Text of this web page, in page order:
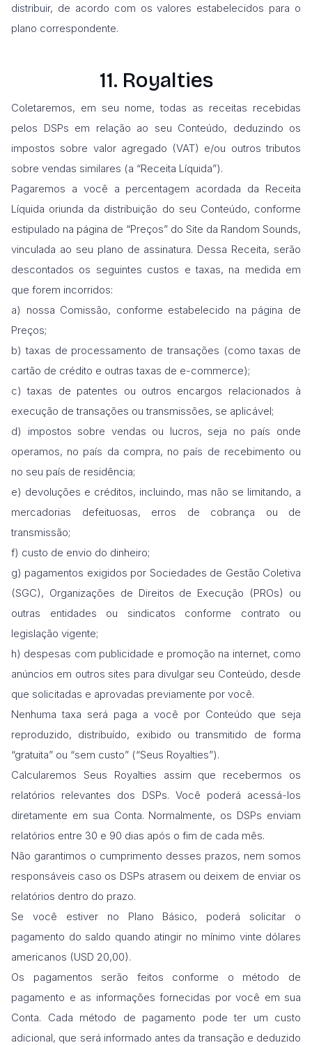
distribuir, de acordo com os valores estabelecidos para o
plano correspondente.
11. Royalties
Coletaremos, em seu nome, todas as receitas recebidas
pelos DSPs em relação ao seu Conteúdo, deduzindo os
impostos sobre valor agregado (VAT) e/ou outros tributos
sobre vendas similares (a “Receita Líquida”).
Pagaremos a você a percentagem acordada da Receita
Líquida oriunda da distribuição do seu Conteúdo, conforme
estipulado na página de “Preços” do Site da Random Sounds,
vinculada ao seu plano de assinatura. Dessa Receita, serão
descontados os seguintes custos e taxas, na medida em
que forem incorridos:
a) nossa Comissão, conforme estabelecido na página de
Preços;
b) taxas de processamento de transações (como taxas de
cartão de crédito e outras taxas de e-commerce);
c) taxas de patentes ou outros encargos relacionados à
execução de transações ou transmissões, se aplicável;
d) impostos sobre vendas ou lucros, seja no país onde
operamos, no país da compra, no país de recebimento ou
no seu país de residência;
e) devoluções e créditos, incluindo, mas não se limitando, a
mercadorias defeituosas, erros de cobrança ou de
transmissão;
f) custo de envio do dinheiro;
g) pagamentos exigidos por Sociedades de Gestão Coletiva
(SGC), Organizações de Direitos de Execução (PROs) ou
outras entidades ou sindicatos conforme contrato ou
legislação vigente;
h) despesas com publicidade e promoção na internet, como
anúncios em outros sites para divulgar seu Conteúdo, desde
que solicitadas e aprovadas previamente por você.
Nenhuma taxa será paga a você por Conteúdo que seja
reproduzido, distribuído, exibido ou transmitido de forma
“gratuita” ou “sem custo” (“Seus Royalties”).
Calcularemos Seus Royalties assim que recebermos os
relatórios relevantes dos DSPs. Você poderá acessá-los
diretamente em sua Conta. Normalmente, os DSPs enviam
relatórios entre 30 e 90 dias após o fim de cada mês.
Não garantimos o cumprimento desses prazos, nem somos
responsáveis caso os DSPs atrasem ou deixem de enviar os
relatórios dentro do prazo.
Se você estiver no Plano Básico, poderá solicitar o
pagamento do saldo quando atingir no mínimo vinte dólares
americanos (USD 20,00).
Os pagamentos serão feitos conforme o método de
pagamento e as informações fornecidas por você em sua
Conta. Cada método de pagamento pode ter um custo
adicional, que será informado antes da transação e deduzido